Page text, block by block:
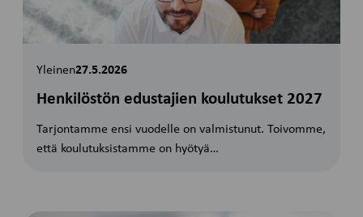
Yleinen27.5.2026
Henkilöstön edustajien koulutukset 2027
Tarjontamme ensi vuodelle on valmistunut. Toivomme,
että koulutuksistamme on hyötyä…